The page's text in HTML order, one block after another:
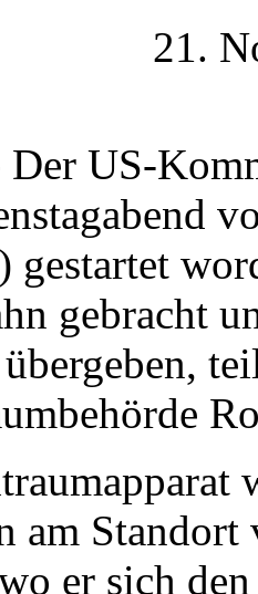
21.
US-
gestartet
gebracht
am
er sich